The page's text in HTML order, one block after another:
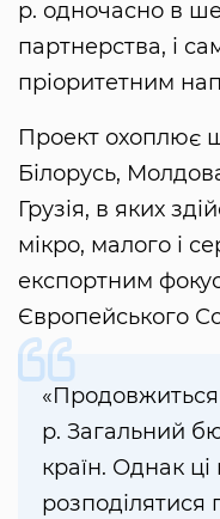
р. одночасно в
партнерства, і
пріоритетним
Проект охоплює
Білорусь,
Грузія, в яких
мікро, малого і
експортним
Європейського
р. Загальний
країн. Однак